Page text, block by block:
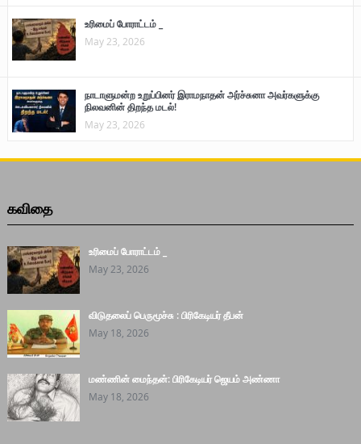
உரிமைப் போராட்டம் _
May 23, 2026
நாடாளுமன்ற உறுப்பினர் இராமநாதன் அர்ச்சுனா அவர்களுக்கு
நிலவனின் திறந்த மடல்!
May 23, 2026
கவிதை
உரிமைப் போராட்டம் _
May 23, 2026
விடுதலைப் பெருமூச்சு : பிரிகேடியர் தீபன்
May 18, 2026
மண்ணின் மைந்தன்: பிரிகேடியர் ஜெயம் அண்ணா
May 18, 2026